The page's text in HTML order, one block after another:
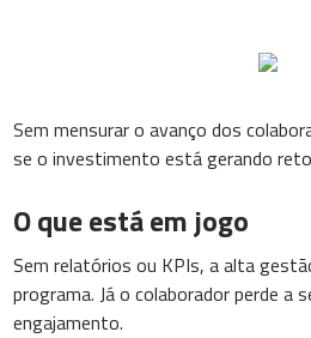
Sem mensurar o avanço dos
se o investimento está gerando
O que está em jogo
Sem relatórios ou KPIs, a alta
programa. Já o colaborador perde a
engajamento.